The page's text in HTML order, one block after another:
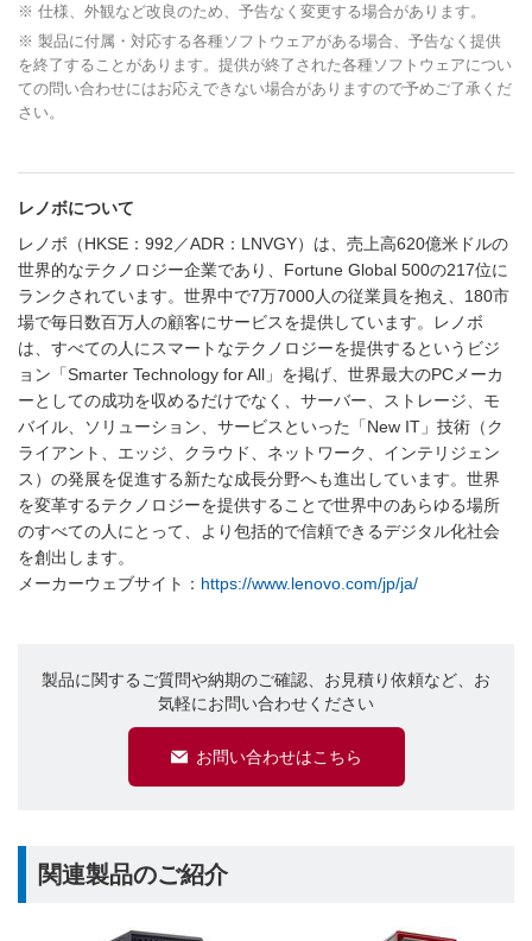
※ 仕様、外観など改良のため、予告なく変更する場合があります。
※ 製品に付属・対応する各種ソフトウェアがある場合、予告なく提供
を終了することがあります。提供が終了された各種ソフトウェアについ
ての問い合わせにはお応えできない場合がありますので予めご了承くだ
さい。
レノボについて
レノボ（HKSE：992／ADR：LNVGY）は、売上高620億米ドルの
世界的なテクノロジー企業であり、Fortune Global 500の217位に
ランクされています。世界中で7万7000人の従業員を抱え、180市
場で毎日数百万人の顧客にサービスを提供しています。レノボ
は、すべての人にスマートなテクノロジーを提供するというビジ
ョン「Smarter Technology for All」を掲げ、世界最大のPCメーカ
ーとしての成功を収めるだけでなく、サーバー、ストレージ、モ
バイル、ソリューション、サービスといった「New IT」技術（ク
ライアント、エッジ、クラウド、ネットワーク、インテリジェン
ス）の発展を促進する新たな成長分野へも進出しています。世界
を変革するテクノロジーを提供することで世界中のあらゆる場所
のすべての人にとって、より包括的で信頼できるデジタル化社会
を創出します。
メーカーウェブサイト： https://www.lenovo.com/jp/ja/
製品に関するご質問や納期のご確認、お見積り依頼など、お
気軽にお問い合わせください
お問い合わせはこちら
関連製品のご紹介